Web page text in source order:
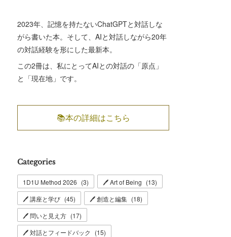
2023年、記憶を持たないChatGPTと対話しな
がら書いた本。そして、AIと対話しながら20年
の対話経験を形にした最新本。
この2冊は、私にとってAIとの対話の「原点」
と「現在地」です。
📚本の詳細はこちら
Categories
1D1U Method 2026 (3) 🖊 Art of Being (13)
🖊 講座と学び (45) 🖊 創造と編集 (18)
🖊 問いと見え方 (17)
🖊 対話とフィードバック
(15)